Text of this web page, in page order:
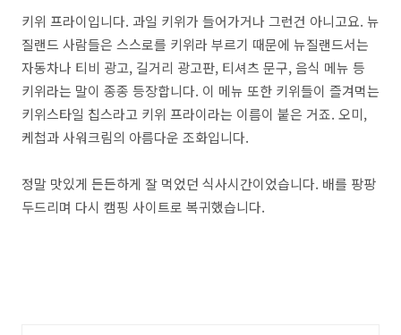
키위 프라이입니다. 과일 키위가 들어가거나 그런건 아니고요. 뉴
질랜드 사람들은 스스로를 키위라 부르기 때문에 뉴질랜드서는
자동차나 티비 광고, 길거리 광고판, 티셔츠 문구, 음식 메뉴 등
키위라는 말이 종종 등장합니다. 이 메뉴 또한 키위들이 즐겨먹는
키위스타일 칩스라고 키위 프라이라는 이름이 붙은 거죠. 오미,
케첩과 사워크림의 아름다운 조화입니다.
정말 맛있게 든든하게 잘 먹었던 식사시간이었습니다. 배를 팡팡
두드리며 다시 캠핑 사이트로 복귀했습니다.